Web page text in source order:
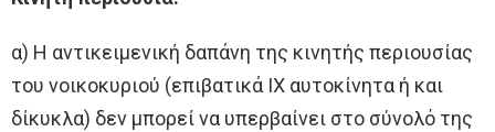
α) Η αντικειμενική δαπάνη της κινητής περιουσίας
του νοικοκυριού (επιβατικά ΙΧ αυτοκίνητα ή και
δίκυκλα) δεν μπορεί να υπερβαίνει στο σύνολό της